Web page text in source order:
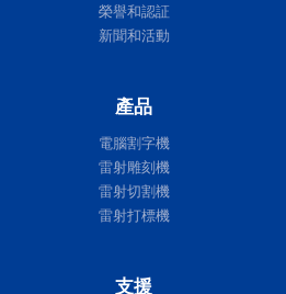
榮譽和認証
新聞和活動
產品
電腦割字機
雷射雕刻機
雷射切割機
雷射打標機
支援